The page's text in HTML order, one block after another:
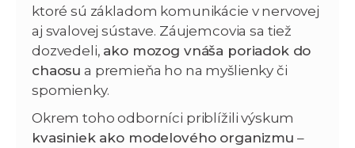
ktoré sú základom komunikácie v nervovej
aj svalovej sústave. Záujemcovia sa tiež
dozvedeli, ako mozog vnáša poriadok do
chaosu a premieňa ho na myšlienky či
spomienky.
Okrem toho odborníci priblížili výskum
kvasiniek ako modelového organizmu –